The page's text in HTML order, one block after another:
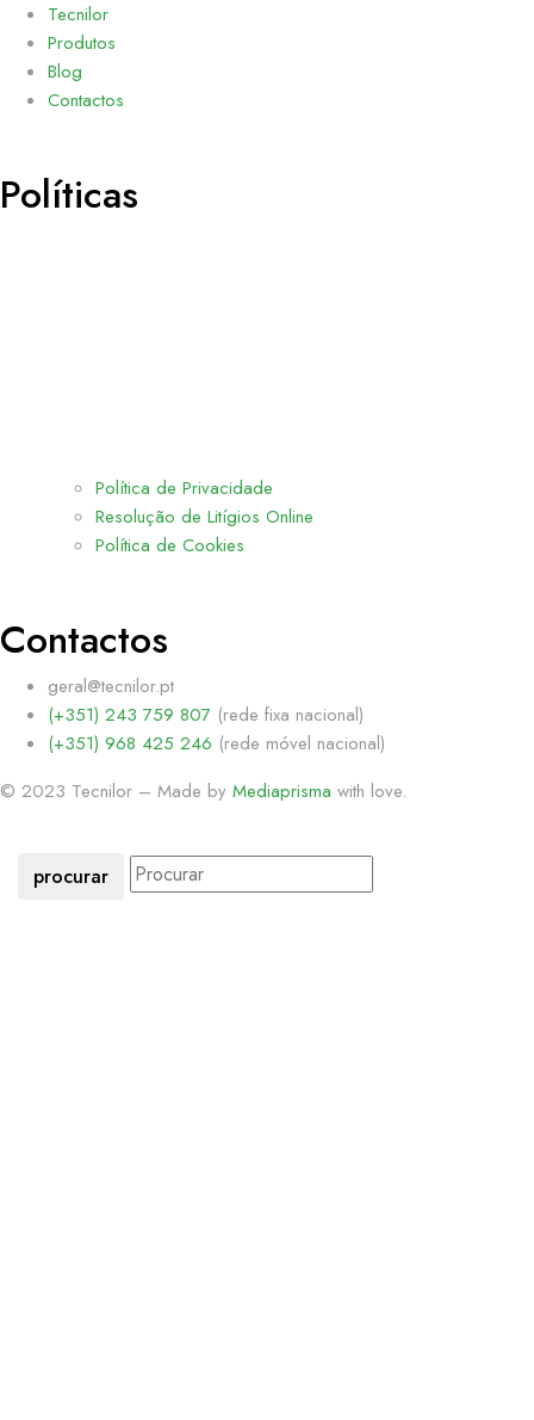
Tecnilor
Produtos
Blog
Contactos
Políticas
Política de Privacidade
Resolução de Litígios Online
Política de Cookies
Contactos
geral@tecnilor.pt
(+351) 243 759 807 (rede fixa nacional)
(+351) 968 425 246 (rede móvel nacional)
© 2023 Tecnilor – Made by Mediaprisma with love.
procurar